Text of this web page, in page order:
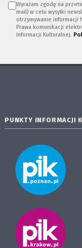
Wyrażam zgodę na
mail) w celu wysyłki
otrzymywanie informacji
Prawa komunikacji
Informacji Kulturalnej.
PUNKTY INFORMACJI